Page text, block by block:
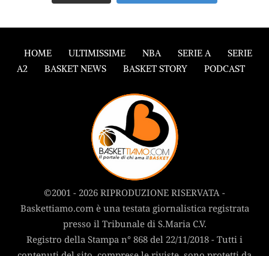
HOME ULTIMISSIME NBA SERIE A
SERIE
A2
BASKET NEWS BASKET STORY PODCAST
©2001 - 2026 RIPRODUZIONE RISERVATA -
Baskettiamo.com è una testata giornalistica registrata
presso il Tribunale di S.Maria C.V.
Registro della Stampa n° 868 del 22/11/2018 - Tutti i